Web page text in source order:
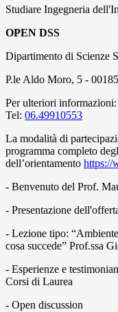
Studiare Ingegneria
OPEN DSS
Dipartimento di Scienze
P.le Aldo Moro, 5 -
Per ulteriori informazioni:
Tel: 06.49910553
La modalità di
programma completo
dell’orientamento https://
- Benvenuto del Prof.
- Presentazione
- Lezione tipo:
cosa succede” Prof.ssa
- Esperienze e
Corsi di Laurea
- Open discussion